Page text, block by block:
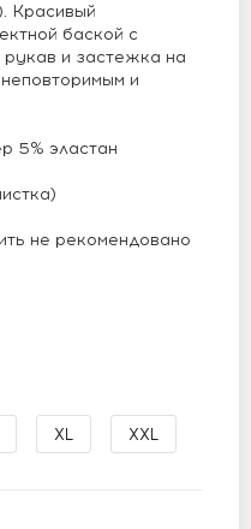
Красивый
баской с
и застежка на
и
5% эластан
не рекомендовано
XL XXL